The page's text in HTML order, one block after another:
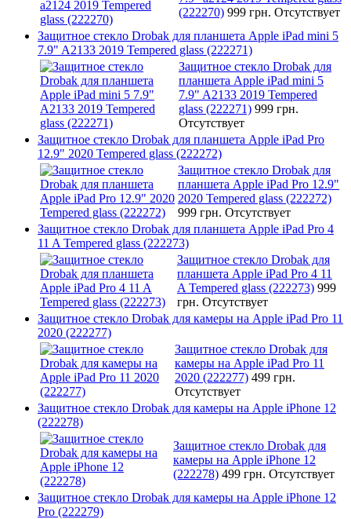
(222270) 999 грн. Отсутствует
Защитное стекло Drobak для планшета Apple iPad mini 5
7.9" A2133 2019 Tempered glass (222271)
Защитное стекло Drobak для
планшета Apple iPad mini 5
7.9" A2133 2019 Tempered
glass (222271) 999 грн.
Отсутствует
Защитное стекло Drobak для планшета Apple iPad Pro
12.9" 2020 Tempered glass (222272)
Защитное стекло Drobak для
планшета Apple iPad Pro 12.9"
2020 Tempered glass (222272)
999 грн. Отсутствует
Защитное стекло Drobak для планшета Apple iPad Pro 4
11 A Tempered glass (222273)
Защитное стекло Drobak для
планшета Apple iPad Pro 4 11
A Tempered glass (222273) 999
грн. Отсутствует
Защитное стекло Drobak для камеры на Apple iPad Pro 11
2020 (222277)
Защитное стекло Drobak для
камеры на Apple iPad Pro 11
2020 (222277) 499 грн.
Отсутствует
Защитное стекло Drobak для камеры на Apple iPhone 12
(222278)
Защитное стекло Drobak для
камеры на Apple iPhone 12
(222278) 499 грн. Отсутствует
Защитное стекло Drobak для камеры на Apple iPhone 12
Pro (222279)